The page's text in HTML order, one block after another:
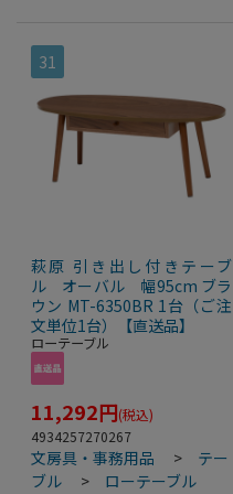
31
萩原 引き出し付きテーブ
ル オーバル 幅95cm ブラ
ウン MT-6350BR 1台（ご注
文単位1台）【直送品】
ローテーブル
11,292円(税込)
4934257270267
文房具・事務用品 > テー
ブル
> ローテーブル